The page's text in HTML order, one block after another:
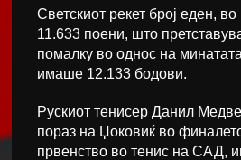
Светскиот рекет број еден,
11.633 поени, што
помалку во однос на
имаше 12.133 бодови.
Рускиот тенисер Данил
пораз на Џоковиќ во
првенство во тенис на САД,